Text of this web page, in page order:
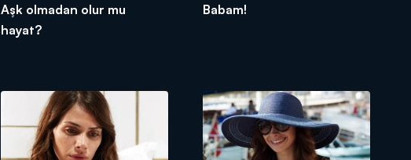
Aşk olmadan olur mu
hayat?
Babam!